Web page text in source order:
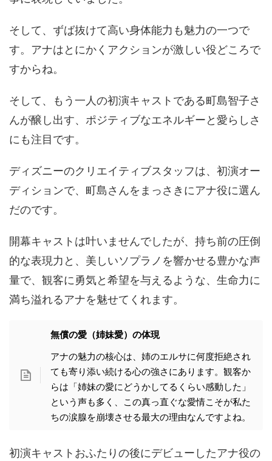
そして、ずば抜けて高い身体能力も魅力の一つで
す。アナはとにかくアクションが激しい役どころで
すからね。
そして、もう一人の初演キャストである町島智子さ
んが醸し出す、ポジティブなエネルギーと愛らしさ
にも注目です。
ディズニーのクリエイティブスタッフは、初演オー
ディションで、町島さんをまっさきにアナ役に選ん
だのです。
開幕キャストは叶いませんでしたが、持ち前の圧倒
的な表現力と、美しいソプラノを響かせる豊かな声
量で、観客に勇気と希望を与えるような、生命力に
満ち溢れるアナを魅せてくれます。
無償の愛（姉妹愛）の体現
アナの魅力の核心は、姉のエルサに何度拒絶され
ても寄り添い続ける心の強さにあります。観客か
らは「姉妹の愛にどうかしてるくらい感動した」
という声も多く、この真っ直ぐな愛情こそが私た
ちの涙腺を崩壊させる最大の理由なんですよね。
初演キャストおふたりの後にデビューしたアナ役の